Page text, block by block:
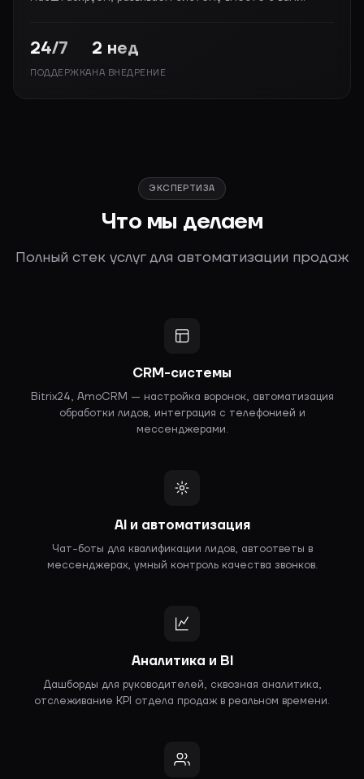
24/7
ПОДДЕРЖКА
2 нед
НА ВНЕДРЕНИЕ
ЭКСПЕРТИЗА
Что мы делаем
Полный стек услуг для автоматизации продаж
CRM-системы
Bitrix24, AmoCRM — настройка воронок, автоматизация
обработки лидов, интеграция с телефонией и
мессенджерами.
AI и автоматизация
Чат-боты для квалификации лидов, автоответы в
мессенджерах, умный контроль качества звонков.
Аналитика и BI
Дашборды для руководителей, сквозная аналитика,
отслеживание KPI отдела продаж в реальном времени.